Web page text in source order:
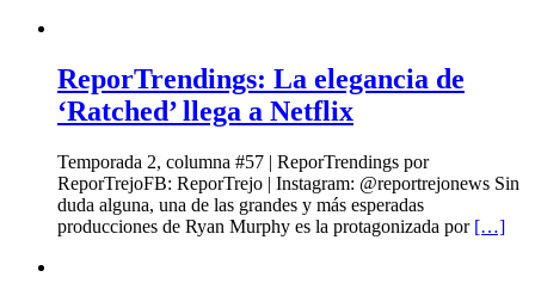
ReporTrendings: La elegancia de
‘Ratched’ llega a Netflix
Temporada 2, columna #57 | ReporTrendings por
ReporTrejoFB: ReporTrejo | Instagram: @reportrejonews Sin
duda alguna, una de las grandes y más esperadas
producciones de Ryan Murphy es la protagonizada por […]